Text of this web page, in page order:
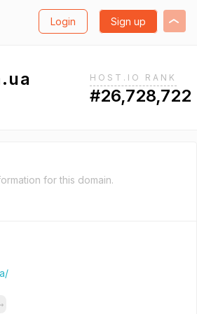
Login Sign up
HOST.IO RANK
#26,728,722
for this domain.